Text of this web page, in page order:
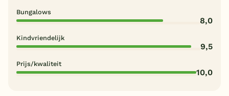
Bungalows
8,0
Kindvriendelijk
9,5
Prijs/kwaliteit
10,0